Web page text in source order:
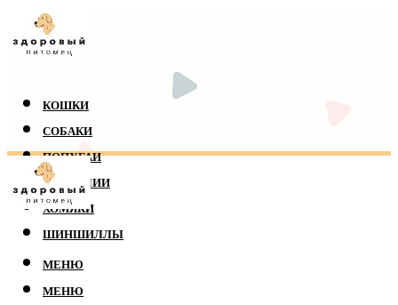
КОШКИ
СОБАКИ
ПОПУГАИ
РЕПТИЛИИ
ХОМЯКИ
ШИНШИЛЛЫ
МЕНЮ
МЕНЮ